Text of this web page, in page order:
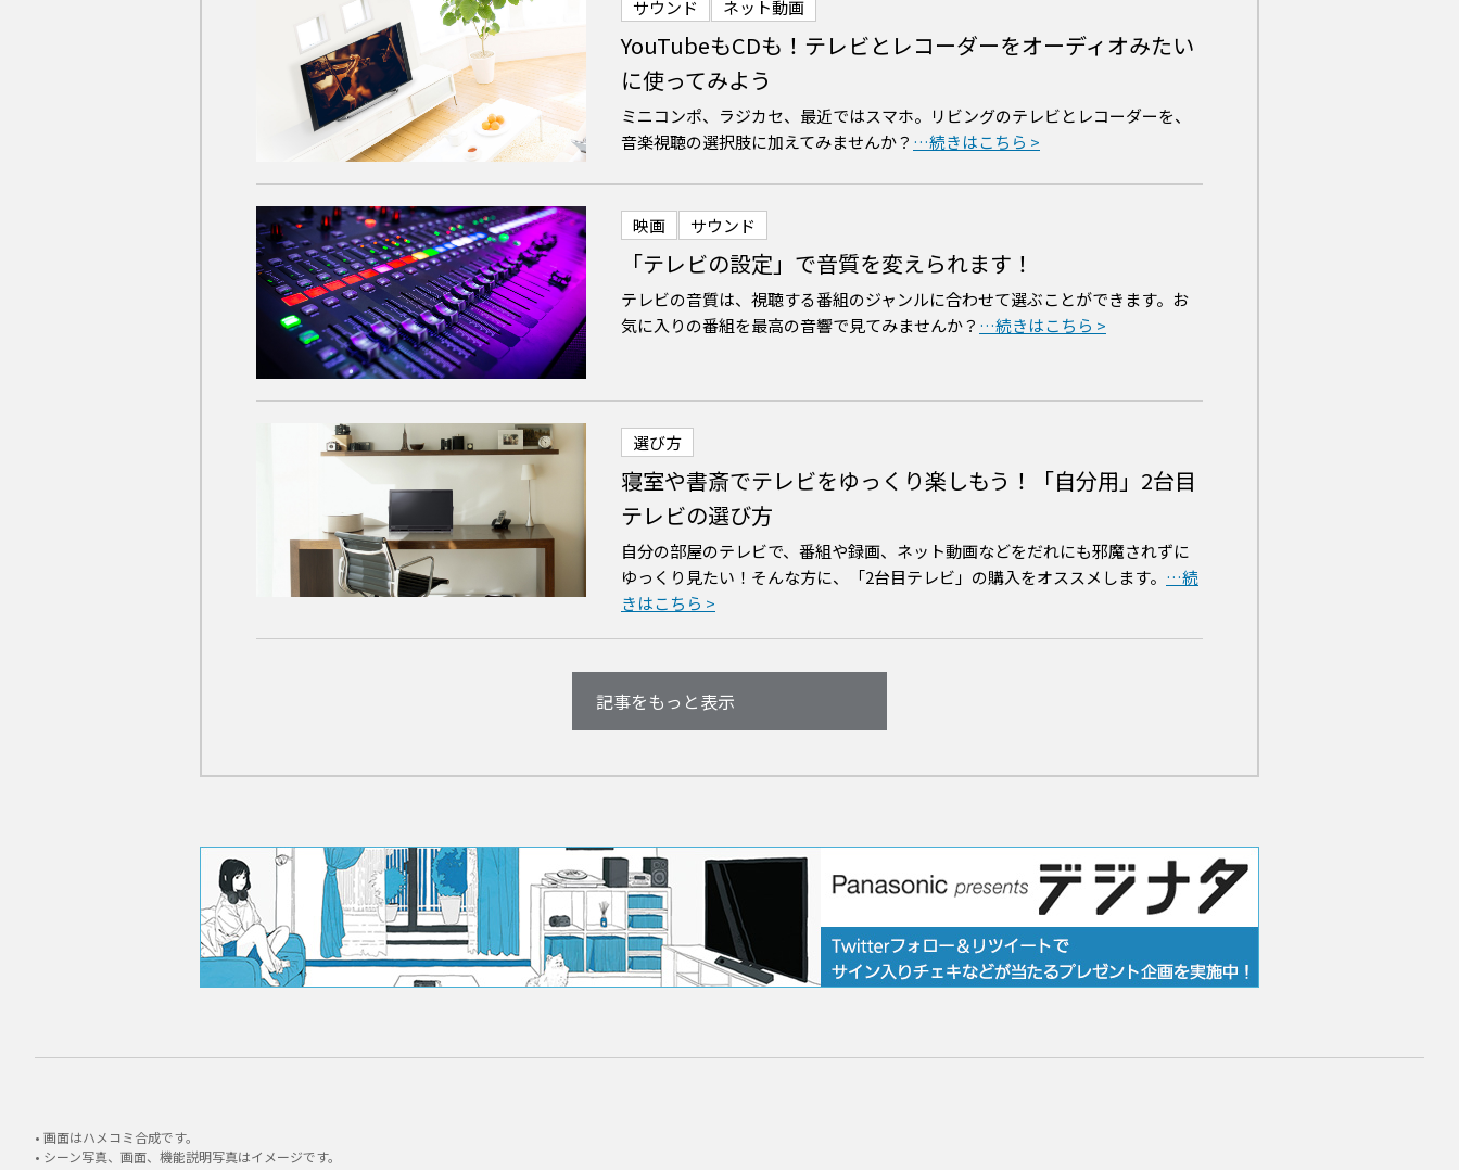
サウンド ネット動画
YouTubeもCDも！テレビとレコーダーをオーディオみたい
に使ってみよう
ミニコンポ、ラジカセ、最近ではスマホ。リビングのテレビとレコーダーを、
音楽視聴の選択肢に加えてみませんか？
映画 サウンド
「テレビの設定」で音質を変えられます！
テレビの音質は、視聴する番組のジャンルに合わせて選ぶことができます。お
気に入りの番組を最高の音響で見てみませんか？
選び方
寝室や書斎でテレビをゆっくり楽しもう！「自分用」2台目
テレビの選び方
自分の部屋のテレビで、番組や録画、ネット動画などをだれにも邪魔されずに
ゆっくり見たい！そんな方に、「2台目テレビ」の購入をオススメします。
記事をもっと表示
• 画面はハメコミ合成です。
• シーン写真、画面、機能説明写真はイメージです。